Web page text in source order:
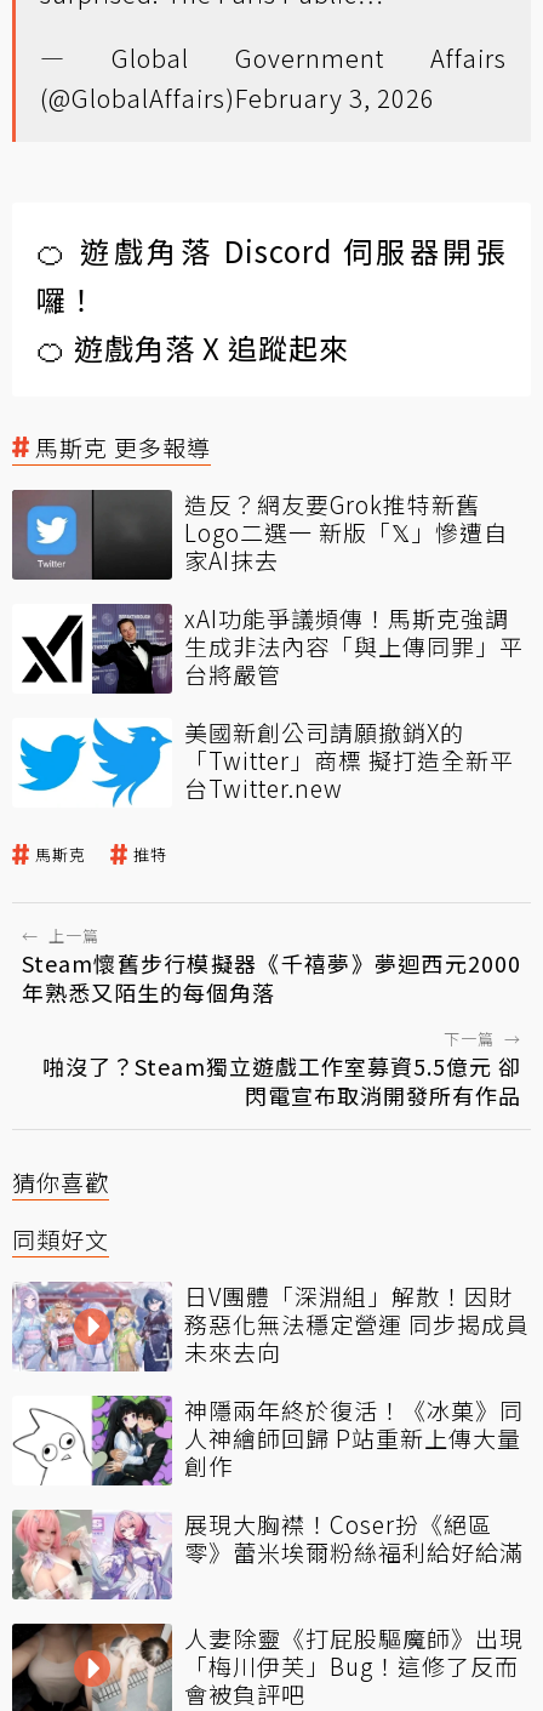
— Global Government Affairs
(@GlobalAffairs)February 3, 2026
🍊 遊戲角落 Discord 伺服器開張
囉！
🍊 遊戲角落 X 追蹤起來
馬斯克 更多報導
造反？網友要Grok推特新舊
Logo二選一 新版「𝕏」慘遭自
家AI抹去
xAI功能爭議頻傳！馬斯克強調
生成非法內容「與上傳同罪」平
台將嚴管
美國新創公司請願撤銷X的
「Twitter」商標 擬打造全新平
台Twitter.new
馬斯克 推特
← 上一篇
Steam懷舊步行模擬器《千禧夢》夢迴西元2000
年熟悉又陌生的每個角落
下一篇 →
啪沒了？Steam獨立遊戲工作室募資5.5億元 卻
閃電宣布取消開發所有作品
猜你喜歡
同類好文
日V團體「深淵組」解散！因財
務惡化無法穩定營運 同步揭成員
未來去向
神隱兩年終於復活！《冰菓》同
人神繪師回歸 P站重新上傳大量
創作
展現大胸襟！Coser扮《絕區
零》蕾米埃爾粉絲福利給好給滿
人妻除靈《打屁股驅魔師》出現
「梅川伊芙」Bug！這修了反而
會被負評吧